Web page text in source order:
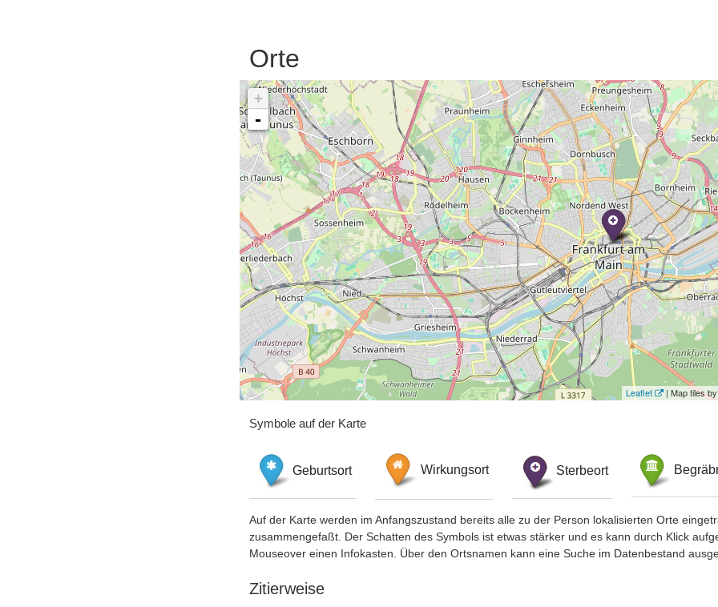
Orte
+
-
Leaflet | Map tiles
Symbole auf der Karte
Geburtsort Wirkungsort Sterbeort
Auf der Karte werden im Anfangszustand bereits alle zu der Person lokalisierten Orte
zusammengefaßt. Der Schatten des Symbols ist etwas stärker und es kann durch Klick
Mouseover einen Infokasten. Über den Ortsnamen kann eine Suche im Datenbestand
Zitierweise